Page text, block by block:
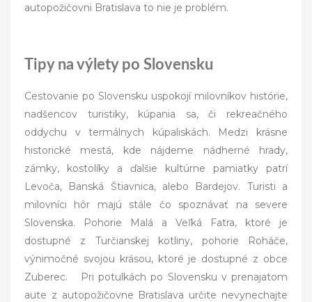
autopožičovni Bratislava to nie je problém.
Tipy na výlety po Slovensku
Cestovanie po Slovensku uspokojí milovníkov histórie,
nadšencov
turistiky, kúpania sa, či rekreačného
oddychu v termálnych kúpaliskách. Medzi krásne
historické mestá, kde nájdeme nádherné hrady,
zámky, kostolíky a ďalšie kultúrne pamiatky patrí
Levoča, Banská Štiavnica, alebo Bardejov. Turisti a
milovníci hôr majú stále čo spoznávať na severe
Slovenska. Pohorie Malá a Veľká Fatra, ktoré je
dostupné z Turčianskej kotliny, pohorie Roháče,
výnimočné svojou krásou, ktoré je dostupné z obce
Zuberec. Pri potulkách po Slovensku v prenajatom
aute z autopožičovne Bratislava určite nevynechajte